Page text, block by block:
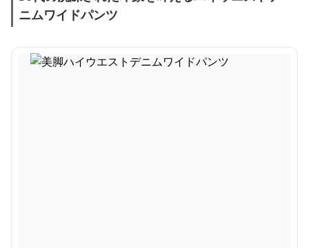
ニムワイドパンツ